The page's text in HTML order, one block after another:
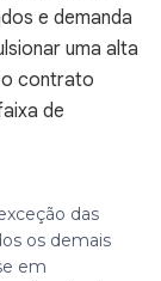
e demanda
uma alta
o contrato
de
das
os demais
em